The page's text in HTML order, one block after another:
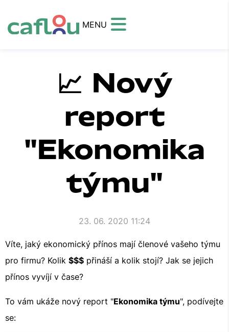
MENU
📈 Nový
report
"Ekonomika
týmu"
23. 06. 2020 11:24
Víte, jaký ekonomický přínos mají členové vašeho týmu
pro firmu? Kolik $$$ přináší a kolik stojí? Jak se jejich
přínos vyvíjí v čase?
To vám ukáže nový report "Ekonomika týmu", podívejte
se: